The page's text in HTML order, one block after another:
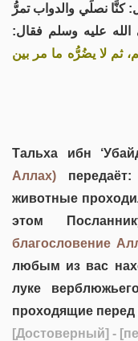
كنَّا نصلِّي والدواب تمرُّ
الله عليه وسلم فقال:
ثم لا يضُرُّه ما مر بين
Тальха ибн
Аллах)
животные
этом
благословение
любым из вас
луке
проходящие перед
[Достоверный] -